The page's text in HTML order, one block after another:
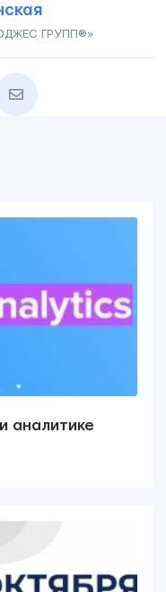
ГРУПП®»
аналитике